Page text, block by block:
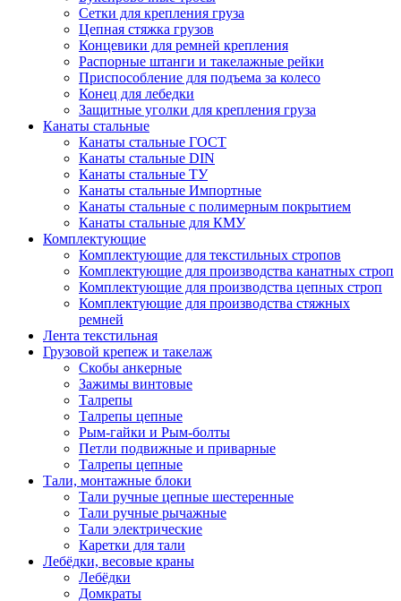
Сетки для крепления груза
Цепная стяжка грузов
Концевики для ремней крепления
Распорные штанги и такелажные рейки
Приспособление для подъема за колесо
Конец для лебедки
Защитные уголки для крепления груза
Канаты стальные
Канаты стальные ГОСТ
Канаты стальные DIN
Канаты стальные ТУ
Канаты стальные Импортные
Канаты стальные с полимерным покрытием
Канаты стальные для КМУ
Комплектующие
Комплектующие для текстильных стропов
Комплектующие для производства канатных строп
Комплектующие для производства цепных строп
Комплектующие для производства стяжных
ремней
Лента текстильная
Грузовой крепеж и такелаж
Скобы анкерные
Зажимы винтовые
Талрепы
Талрепы цепные
Рым-гайки и Рым-болты
Петли подвижные и приварные
Талрепы цепные
Тали, монтажные блоки
Тали ручные цепные шестеренные
Тали ручные рычажные
Тали электрические
Каретки для тали
Лебёдки, весовые краны
Лебёдки
Домкраты